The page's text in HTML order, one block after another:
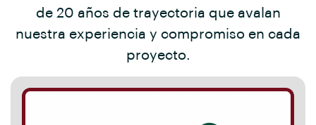
de 20 años de trayectoria que avalan
nuestra experiencia y compromiso en cada
proyecto.